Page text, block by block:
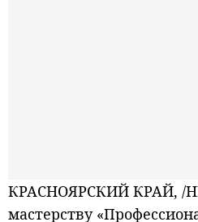
КРАСНОЯРСКИЙ КРАЙ, /
мастерству